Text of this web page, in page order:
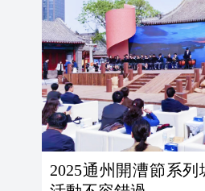
2025通州開漕節系